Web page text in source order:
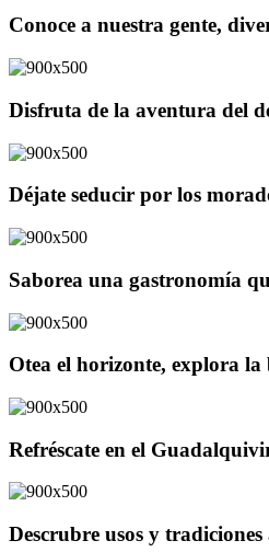
Conoce a nuestra gente,
Disfruta de la aventura del
Déjate seducir por los
Saborea una gastronomía
Otea el horizonte, explora la
Refréscate en el
Descrubre usos y tradiciones